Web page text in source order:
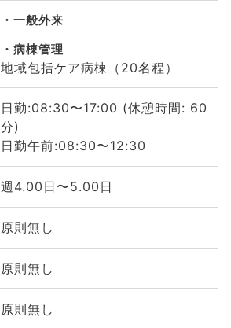
一般外来
病棟管理
地域包括ケア病棟（20名程）
日勤:08:30〜17:00 (休憩時間: 60
分)
日勤午前:08:30〜12:30
週4.00日〜5.00日
原則無し
原則無し
原則無し